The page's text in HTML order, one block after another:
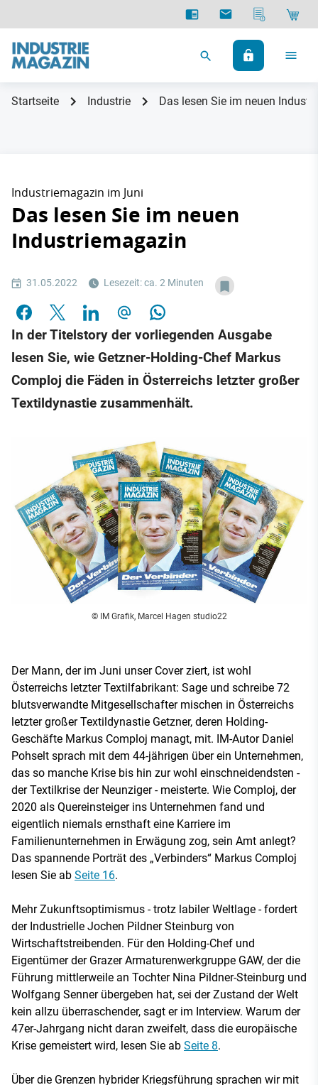
Startseite Industrie Das lesen Sie im neuen
Industriemagazin im Juni
Das lesen Sie im neuen
Industriemagazin
31.05.2022 Lesezeit: ca. 2 Minuten
In der Titelstory der vorliegenden Ausgabe
lesen Sie, wie Getzner-Holding-Chef Markus
Comploj die Fäden in Österreichs letzter großer
Textildynastie zusammenhält.
© IM Grafik, Marcel Hagen studio22
Der Mann, der im Juni unser Cover ziert, ist wohl
Österreichs letzter Textilfabrikant: Sage und schreibe 72
blutsverwandte Mitgesellschafter mischen in Österreichs
letzter großer Textildynastie Getzner, deren Holding-
Geschäfte Markus Comploj managt, mit. IM-Autor Daniel
Pohselt sprach mit dem 44-jährigen über ein Unternehmen,
das so manche Krise bis hin zur wohl einschneidendsten -
der Textilkrise der Neunziger - meisterte. Wie Comploj, der
2020 als Quereinsteiger ins Unternehmen fand und
eigentlich niemals ernsthaft eine Karriere im
Familienunternehmen in Erwägung zog, sein Amt anlegt?
Das spannende Porträt des „Verbinders“ Markus Comploj
lesen Sie ab Seite 16.
Mehr Zukunftsoptimismus - trotz labiler Weltlage - fordert
der Industrielle Jochen Pildner Steinburg von
Wirtschaftstreibenden. Für den Holding-Chef und
Eigentümer der Grazer Armaturenwerkgruppe GAW, der die
Führung mittlerweile an Tochter Nina Pildner-Steinburg und
Wolfgang Senner übergeben hat, sei der Zustand der Welt
kein allzu überraschender, sagt er im Interview. Warum der
47er-Jahrgang nicht daran zweifelt, dass die europäische
Krise gemeistert wird, lesen Sie ab Seite 8.
Über die Grenzen hybrider Kriegsführung sprachen wir mit